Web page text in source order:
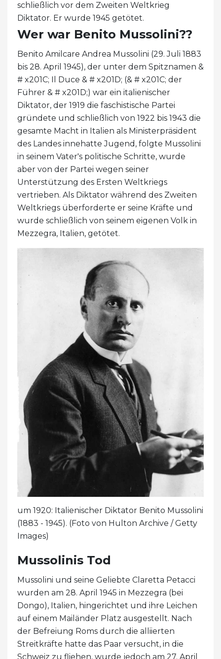
schließlich vor dem Zweiten Weltkrieg
Diktator. Er wurde 1945 getötet.
Wer war Benito Mussolini??
Benito Amilcare Andrea Mussolini (29. Juli 1883
bis 28. April 1945), der unter dem Spitznamen &
# x201C; Il Duce & # x201D; (& # x201C; der
Führer & # x201D;) war ein italienischer
Diktator, der 1919 die faschistische Partei
gründete und schließlich von 1922 bis 1943 die
gesamte Macht in Italien als Ministerpräsident
des Landes innehatte Jugend, folgte Mussolini
in seinem Vater's politische Schritte, wurde
aber von der Partei wegen seiner
Unterstützung des Ersten Weltkriegs
vertrieben. Als Diktator während des Zweiten
Weltkriegs überforderte er seine Kräfte und
wurde schließlich von seinem eigenen Volk in
Mezzegra, Italien, getötet.
um 1920: Italienischer Diktator Benito Mussolini
(1883 - 1945). (Foto von Hulton Archive / Getty
Images)
Mussolinis Tod
Mussolini und seine Geliebte Claretta Petacci
wurden am 28. April 1945 in Mezzegra (bei
Dongo), Italien, hingerichtet und ihre Leichen
auf einem Mailänder Platz ausgestellt. Nach
der Befreiung Roms durch die alliierten
Streitkräfte hatte das Paar versucht, in die
Schweiz zu fliehen, wurde jedoch am 27. April